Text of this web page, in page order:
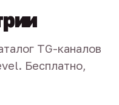
TG-каналов
Бесплатно,